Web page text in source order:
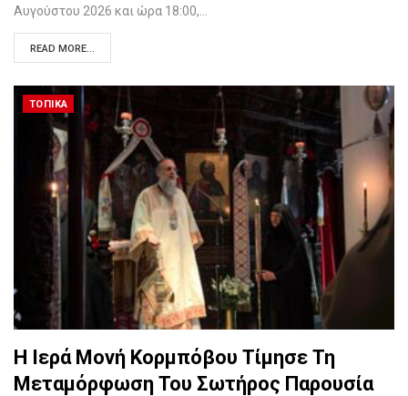
Αυγούστου 2026 και ώρα 18:00,…
READ MORE...
ΤΟΠΙΚΆ
Η Ιερά Μονή Κορμπόβου Τίμησε Τη
Μεταμόρφωση Του Σωτήρος Παρουσία